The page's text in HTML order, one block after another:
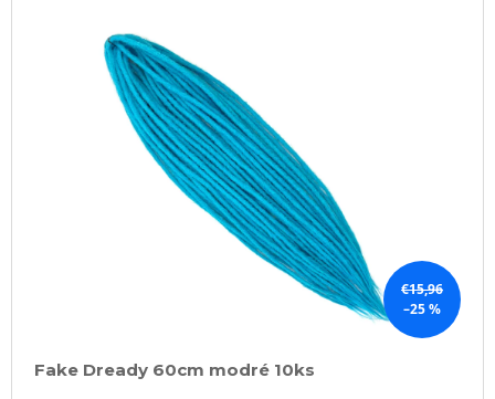
€15,96
–25 %
Fake Dready 60cm modré 10ks